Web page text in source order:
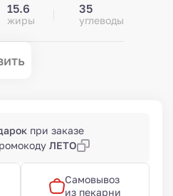
15.6
жиры
35
углеводы
при заказе
ЛЕТО
Самовывоз
из пекарни